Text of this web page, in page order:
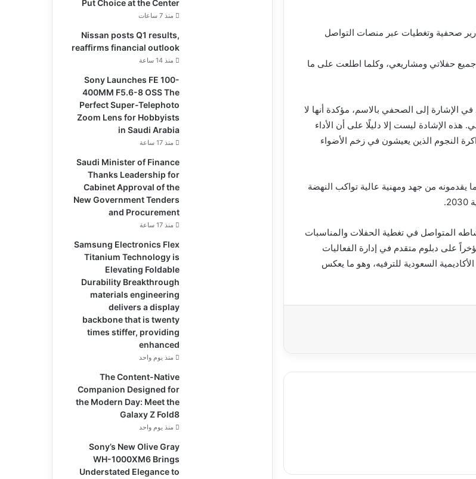
صحفية وتغطيات عبر منصات التواصل
حفلاتي ومشاريعي، وكلما اطلعت على ما
الإشارة إلى الصحفي بالاسم، مؤكدة أنها لا
الإشادة ليست إلا دليلًا على أن الأداء
النجوم الذين يعيشون في زخم الأضواء
يقدمونه من جهد ومهنية عالية تواكب النهضة
المتواصل في تغطية الحفلات والمناسبات
على دبلوم متقدم في إدارة الفعاليات
السعودية للترفيه، وهو ما يعكس
Put Choice at the Center
منذ 7 ساعات
Nissan posts Q1 results,
reaffirms financial outlook
منذ 14 ساعة
Sony Launches FE 100-
400MM F5.6-8 OSS The
Perfect Super-Telephoto
Zoom Lens for Hobbyists
in Saudi Arabia
منذ 17 ساعة
Saudi Minister of Finance
Thanks Leadership for
Cabinet Approval of the
New Government Tenders
and Procurement
منذ 17 ساعة
Samsung Electronics Flex
Titanium Technology is
Elevating Foldable
Durability Breakthrough
materials engineering
delivers a display
backbone that is twenty
times stiffer, providing
enhanced
منذ يوم واحد
The Content-Native
Companion Designed for
the Modern Day: Meet the
Galaxy Z Fold8
منذ يوم واحد
Sony’s New Olive Gray
WH-1000XM6 Brings
Understated Elegance to